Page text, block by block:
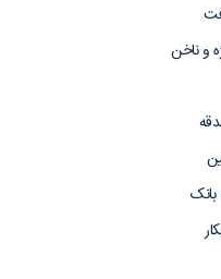
و ناخن